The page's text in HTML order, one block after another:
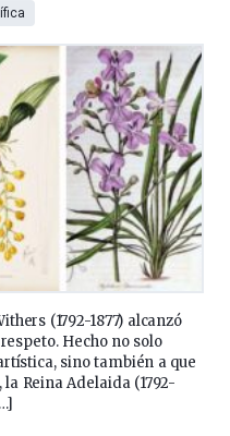
(1792-1877) alcanzó
Hecho no solo
sino también a que
Reina Adelaida (1792-